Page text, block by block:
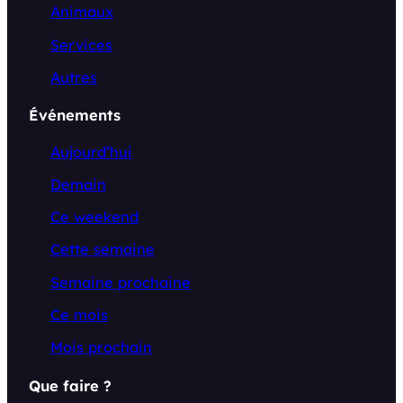
Animaux
Services
Autres
Événements
Aujourd’hui
Demain
Ce weekend
Cette semaine
Semaine prochaine
Ce mois
Mois prochain
Que faire ?